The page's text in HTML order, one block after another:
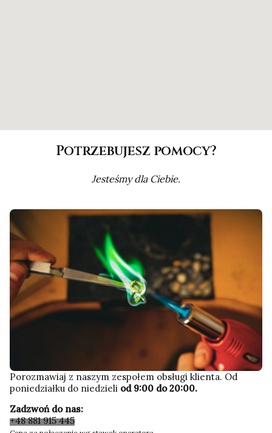
Potrzebujesz pomocy?
Jesteśmy dla Ciebie.
Porozmawiaj z naszym zespołem obsługi klienta. Od
poniedziałku do niedzieli od 9:00 do 20:00.
Zadzwoń do nas:
+48 881 915 445